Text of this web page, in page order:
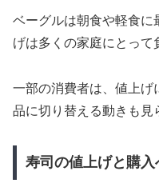
ベーグルは朝食や軽食に
げは多くの家庭にとって
一部の消費者は、値上げ
品に切り替える動きも見
寿司の値上げと購入